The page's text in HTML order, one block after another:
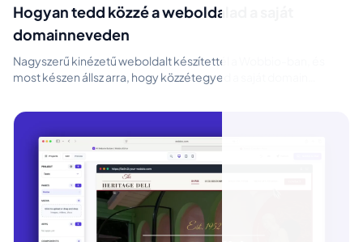
Hogyan tedd közzé a weboldalad a saját
domainneveden
Nagyszerű kinézetű weboldalt készítettél a Wobbio-ban, és
most készen állsz arra, hogy közzétegyed a saját domain